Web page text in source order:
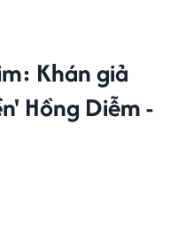
Khán giả
Hồng Diễm -